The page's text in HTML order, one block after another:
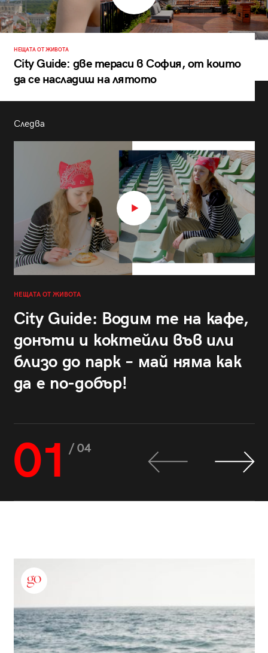
НЕЩАТА ОТ ЖИВОТА
City Guide: две тераси в София, от които
да се насладиш на лятото
Следва
НЕЩАТА ОТ ЖИВОТА
City Guide: Водим те на кафе,
донъти и коктейли във или
близо до парк – май няма как
да е по-добър!
01 / 04